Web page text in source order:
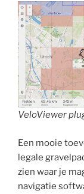
VeloViewer
Een mooie
legale
zien waar je
navigatie